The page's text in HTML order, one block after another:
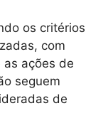
os critérios
com
as ações de
seguem
de